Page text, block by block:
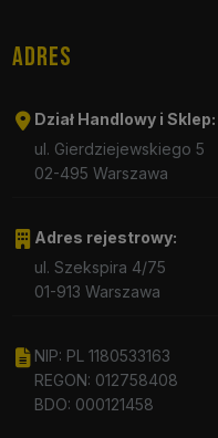
ADRES
Dział Handlowy i Sklep:
ul. Gierdziejewskiego 5
02-495 Warszawa
Adres rejestrowy:
ul. Szekspira 4/75
01-913 Warszawa
NIP: PL 1180533163
REGON: 012758408
BDO: 000121458